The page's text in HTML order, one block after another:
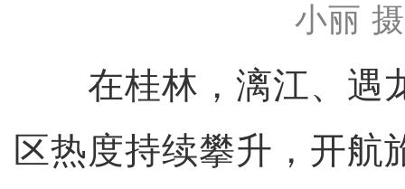
小丽 摄
在桂林，漓江、遇
区热度持续攀升，开航